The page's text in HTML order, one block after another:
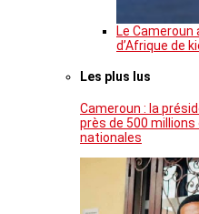
Le
d’Afrique de
Les plus lus
Cameroun : la
près de 500
nationales